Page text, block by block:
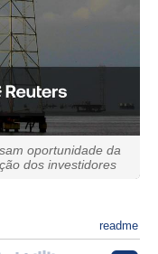
oportunidade da
dos investidores
readme